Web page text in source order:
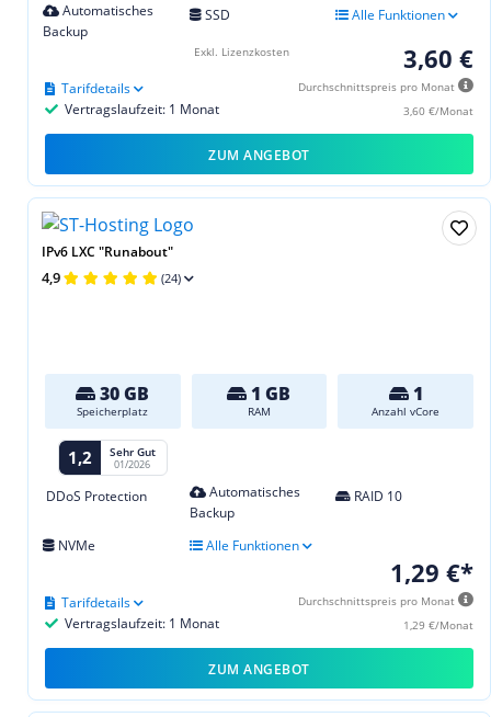
Automatisches
Backup
SSD Alle Funktionen
3,60 €
Durchschnittspreis pro Monat
3,60 €/Monat
Vertragslaufzeit: 1 Monat
Tarifdetails
Exkl. Lizenzkosten
ZUM ANGEBOT
IPv6 LXC "Runabout"
4,9 (24)
30 GB
Speicherplatz
1 GB
RAM
1
Anzahl vCore
1,2 Sehr Gut
01/2026
DDoS Protection
Automatisches
Backup
RAID 10
NVMe Alle Funktionen
1,29 €*
Durchschnittspreis pro Monat
1,29 €/Monat
Vertragslaufzeit: 1 Monat
Tarifdetails
ZUM ANGEBOT